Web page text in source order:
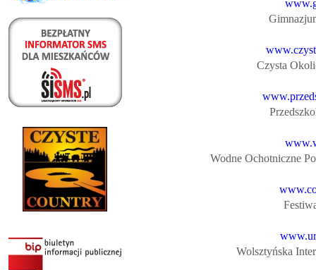
Czysta
Wodne Ochotniczne
Wolsztyńska